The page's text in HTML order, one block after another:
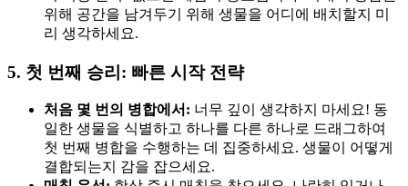
위해 공간을 남겨두기 위해 생물을 어디에 배치할지 미
리 생각하세요.
5. 첫 번째 승리: 빠른 시작 전략
처음 몇 번의 병합에서: 너무 깊이 생각하지 마세요! 동
일한 생물을 식별하고 하나를 다른 하나로 드래그하여
첫 번째 병합을 수행하는 데 집중하세요. 생물이 어떻게
결합되는지 감을 잡으세요.